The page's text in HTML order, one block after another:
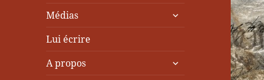
sous-
Médias
ouvrir
Lui écrire
A propos
ouvrir